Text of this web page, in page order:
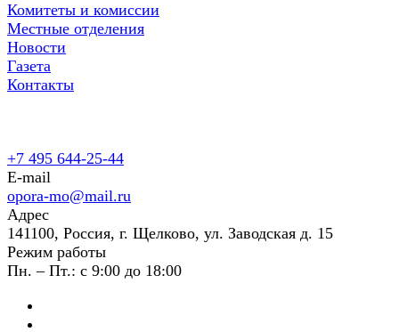
Комитеты и комиссии
Местные отделения
Новости
Газета
Контакты
+7 495 644-25-44
E-mail
opora-mo@mail.ru
Адрес
141100, Россия, г. Щелково, ул. Заводская д. 15
Режим работы
Пн. – Пт.: с 9:00 до 18:00